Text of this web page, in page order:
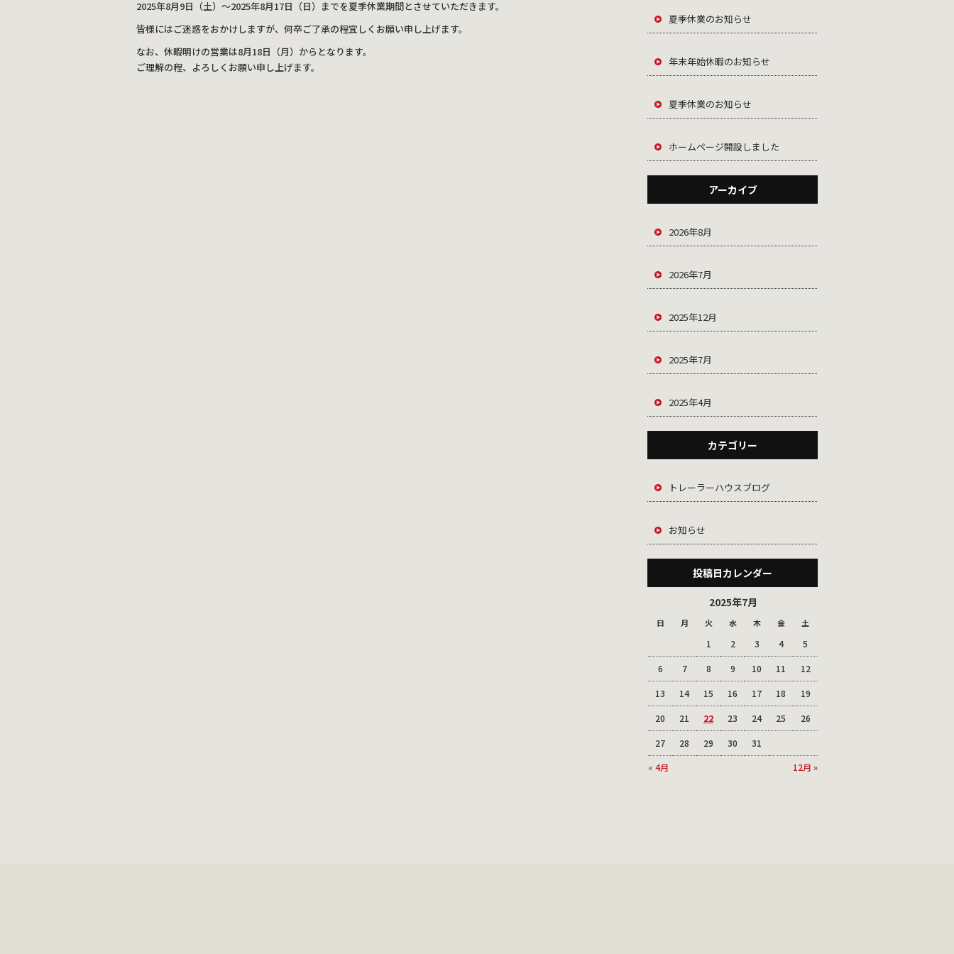
e
b
o
2025年8月9日（土）～2025年8月17日（日）までを夏季休業期間とさせていただきます。
皆様にはご迷惑をおかけしますが、何卒ご了承の程宜しくお願い申し上げます。
なお、休暇明けの営業は8月18日（月）からとなります。
ご理解の程、よろしくお願い申し上げます。
夏季休業のお知らせ
年末年始休暇のお知らせ
夏季休業のお知らせ
ホームページ開設しました
アーカイブ
2026年8月
2026年7月
2025年12月
2025年7月
2025年4月
カテゴリー
トレーラーハウスブログ
お知らせ
投稿日カレンダー
2025年7月
日 月 火 水 木 金 土
« 4月 12月 »
1 2 3 4 5
6 7 8 9 10 11 12
13 14 15 16 17 18 19
20 21 22 23 24 25 26
27 28 29 30 31